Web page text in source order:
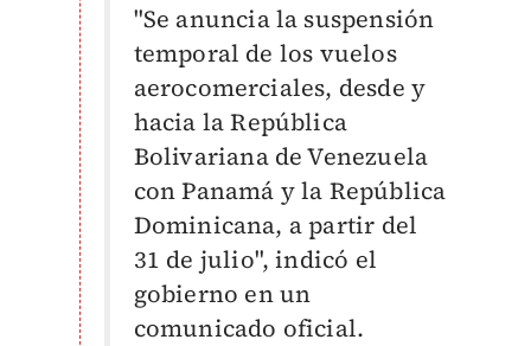
"Se anuncia la suspensión
temporal de los vuelos
aerocomerciales, desde y
hacia la República
Bolivariana de Venezuela
con Panamá y la República
Dominicana, a partir del
31 de julio", indicó el
gobierno en un
comunicado oficial.